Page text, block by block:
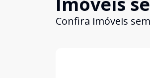
Confira imóveis